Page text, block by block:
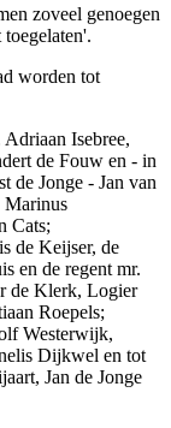
zoveel genoegen
worden tot
Isebree,
de Fouw en - in
de Jonge - Jan van
Marinus
Cats;
de Keijser, de
en de regent mr.
de Klerk, Logier
Roepels;
Westerwijk,
Dijkwel en tot
Jan de Jonge